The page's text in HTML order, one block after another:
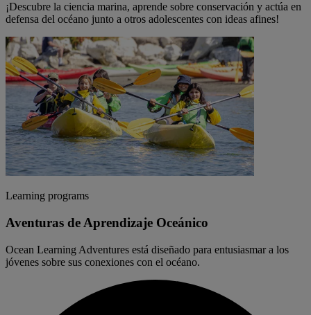
¡Descubre la ciencia marina, aprende sobre conservación y actúa en
defensa del océano junto a otros adolescentes con ideas afines!
Learning programs
Aventuras de Aprendizaje Oceánico
Ocean Learning Adventures está diseñado para entusiasmar a los
jóvenes sobre sus conexiones con el océano.